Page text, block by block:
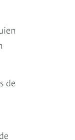
de